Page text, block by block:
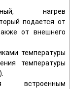
нагрев
подается от
от внешнего
температуры
температуры
встроенным